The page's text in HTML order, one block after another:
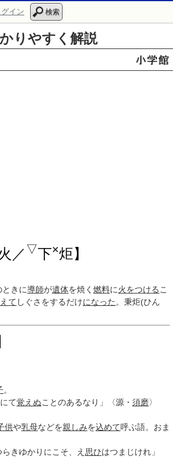
グイン 検索
りやすく解説
／ ▽下×炬】
ときに導師が遺体を焼く 燃料に火をつける こ
て しぐさをするだけになった 。秉炬(ひん
。
て覚えぬことのあるなり」〈源・ 須磨〉
供や乳母などを親しみを込めて呼ぶ語。おま
きゆかりにこそ、え 思ひはつまじけれ」